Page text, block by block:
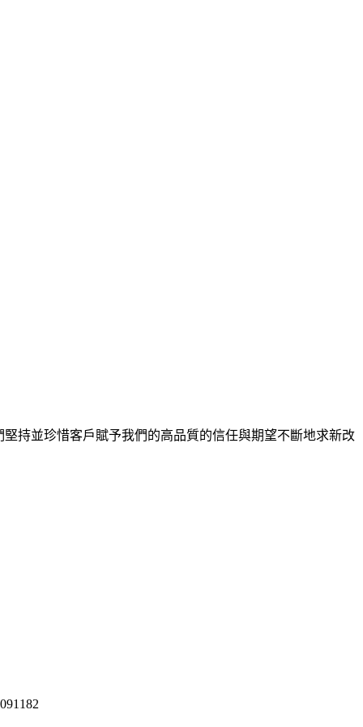
持並珍惜客戶賦予我們的高品質的信任與期望不斷地求新改